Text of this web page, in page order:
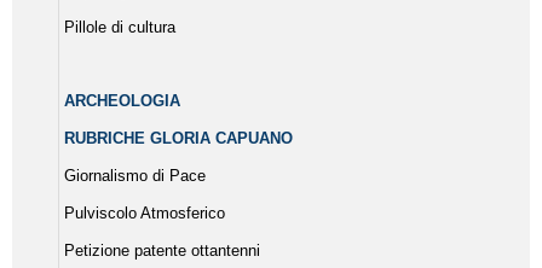
Pillole di cultura
ARCHEOLOGIA
RUBRICHE GLORIA CAPUANO
Giornalismo di Pace
Pulviscolo Atmosferico
Petizione patente ottantenni